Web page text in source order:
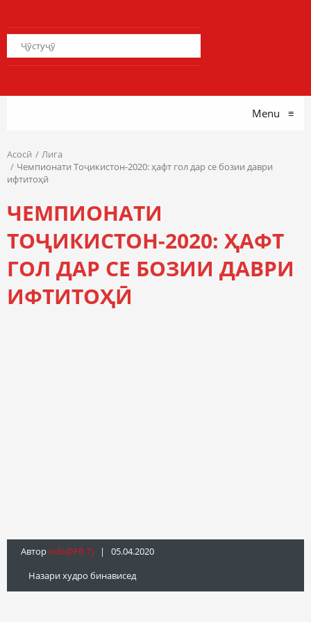
Menu ≡
Асосӣ
Лига
Чемпионати Тоҷикистон-2020: ҳафт гол дар се бозии даври
ифтитоҳӣ
ЧЕМПИОНАТИ
ТОҶИКИСТОН-2020: ҲАФТ
ГОЛ ДАР СЕ БОЗИИ ДАВРИ
ИФТИТОҲӢ
Автор Info@fft.tj | 05.04.2020
Назари худро бинависед